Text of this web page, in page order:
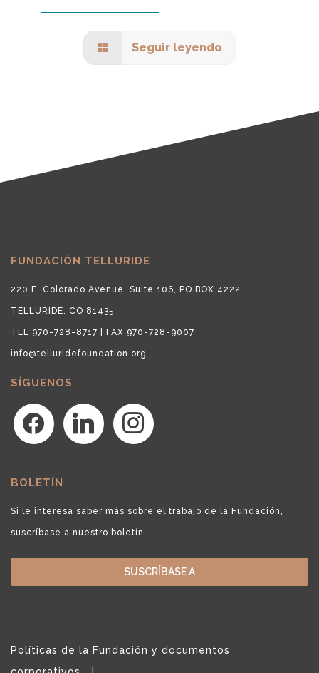
Seguir leyendo
FUNDACIÓN TELLURIDE
220 E. Colorado Avenue, Suite 106, PO BOX 4222
TELLURIDE, CO 81435
TEL 970-728-8717 | FAX 970-728-9007
info@telluridefoundation.org
SÍGUENOS
facebook linkedin instagram
BOLETÍN
Si le interesa saber más sobre el trabajo de la Fundación,
suscríbase a nuestro boletín.
SUSCRÍBASE A
Políticas de la Fundación y documentos